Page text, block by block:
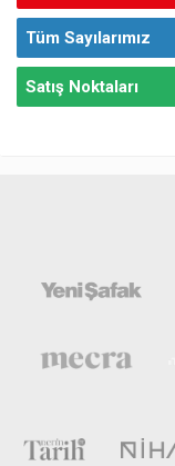
Tüm Sayılarımız
Satış Noktaları